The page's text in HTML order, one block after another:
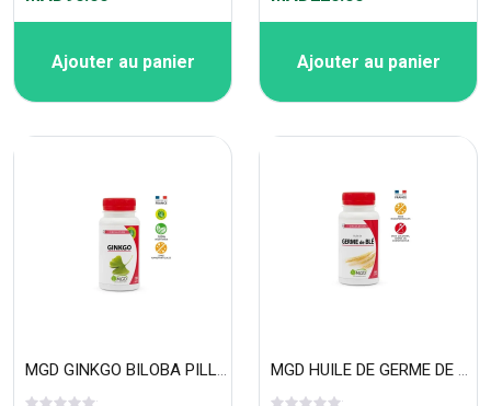
Ajouter au panier Ajouter au panier
MGD GINKGO BILOBA PILLULIER 120 GÉLULES MGD HUILE DE GERME DE BLE PILLULIER 100 CAPSULES